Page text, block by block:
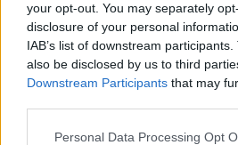
your opt-out. You may separately
disclosure of your personal
IAB’s list of downstream
also be disclosed by us to third
Downstream Participants that may
Personal Data Processing Opt
Vasario mėnesio „Žaidimų
prenumerata
Žinios | Žaidimų balsas